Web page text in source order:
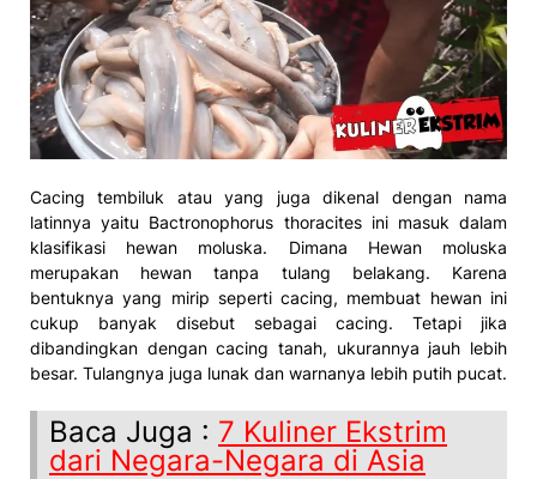
Cacing tembiluk atau yang juga dikenal dengan nama
latinnya yaitu Bactronophorus thoracites ini masuk dalam
klasifikasi hewan moluska. Dimana Hewan moluska
merupakan hewan tanpa tulang belakang. Karena
bentuknya yang mirip seperti cacing, membuat hewan ini
cukup banyak disebut sebagai cacing. Tetapi jika
dibandingkan dengan cacing tanah, ukurannya jauh lebih
besar. Tulangnya juga lunak dan warnanya lebih putih pucat.
Baca Juga : 7 Kuliner Ekstrim
dari Negara-Negara di Asia